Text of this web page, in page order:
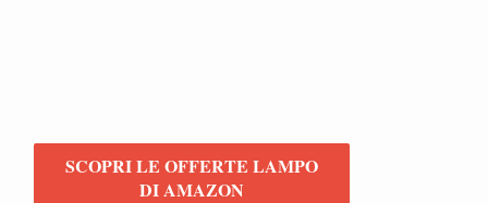
SCOPRI LE OFFERTE LAMPO
DI AMAZON